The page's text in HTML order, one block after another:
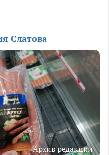
Слатова
Архив редакции